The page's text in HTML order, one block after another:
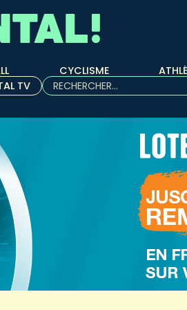
CYCLISME
TV
Rechercher :